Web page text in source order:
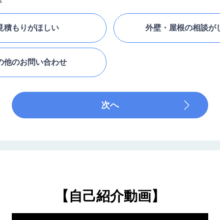
積もりがほしい 外壁・屋根の相談が
他のお問い合わせ
次へ
【自己紹介動画】